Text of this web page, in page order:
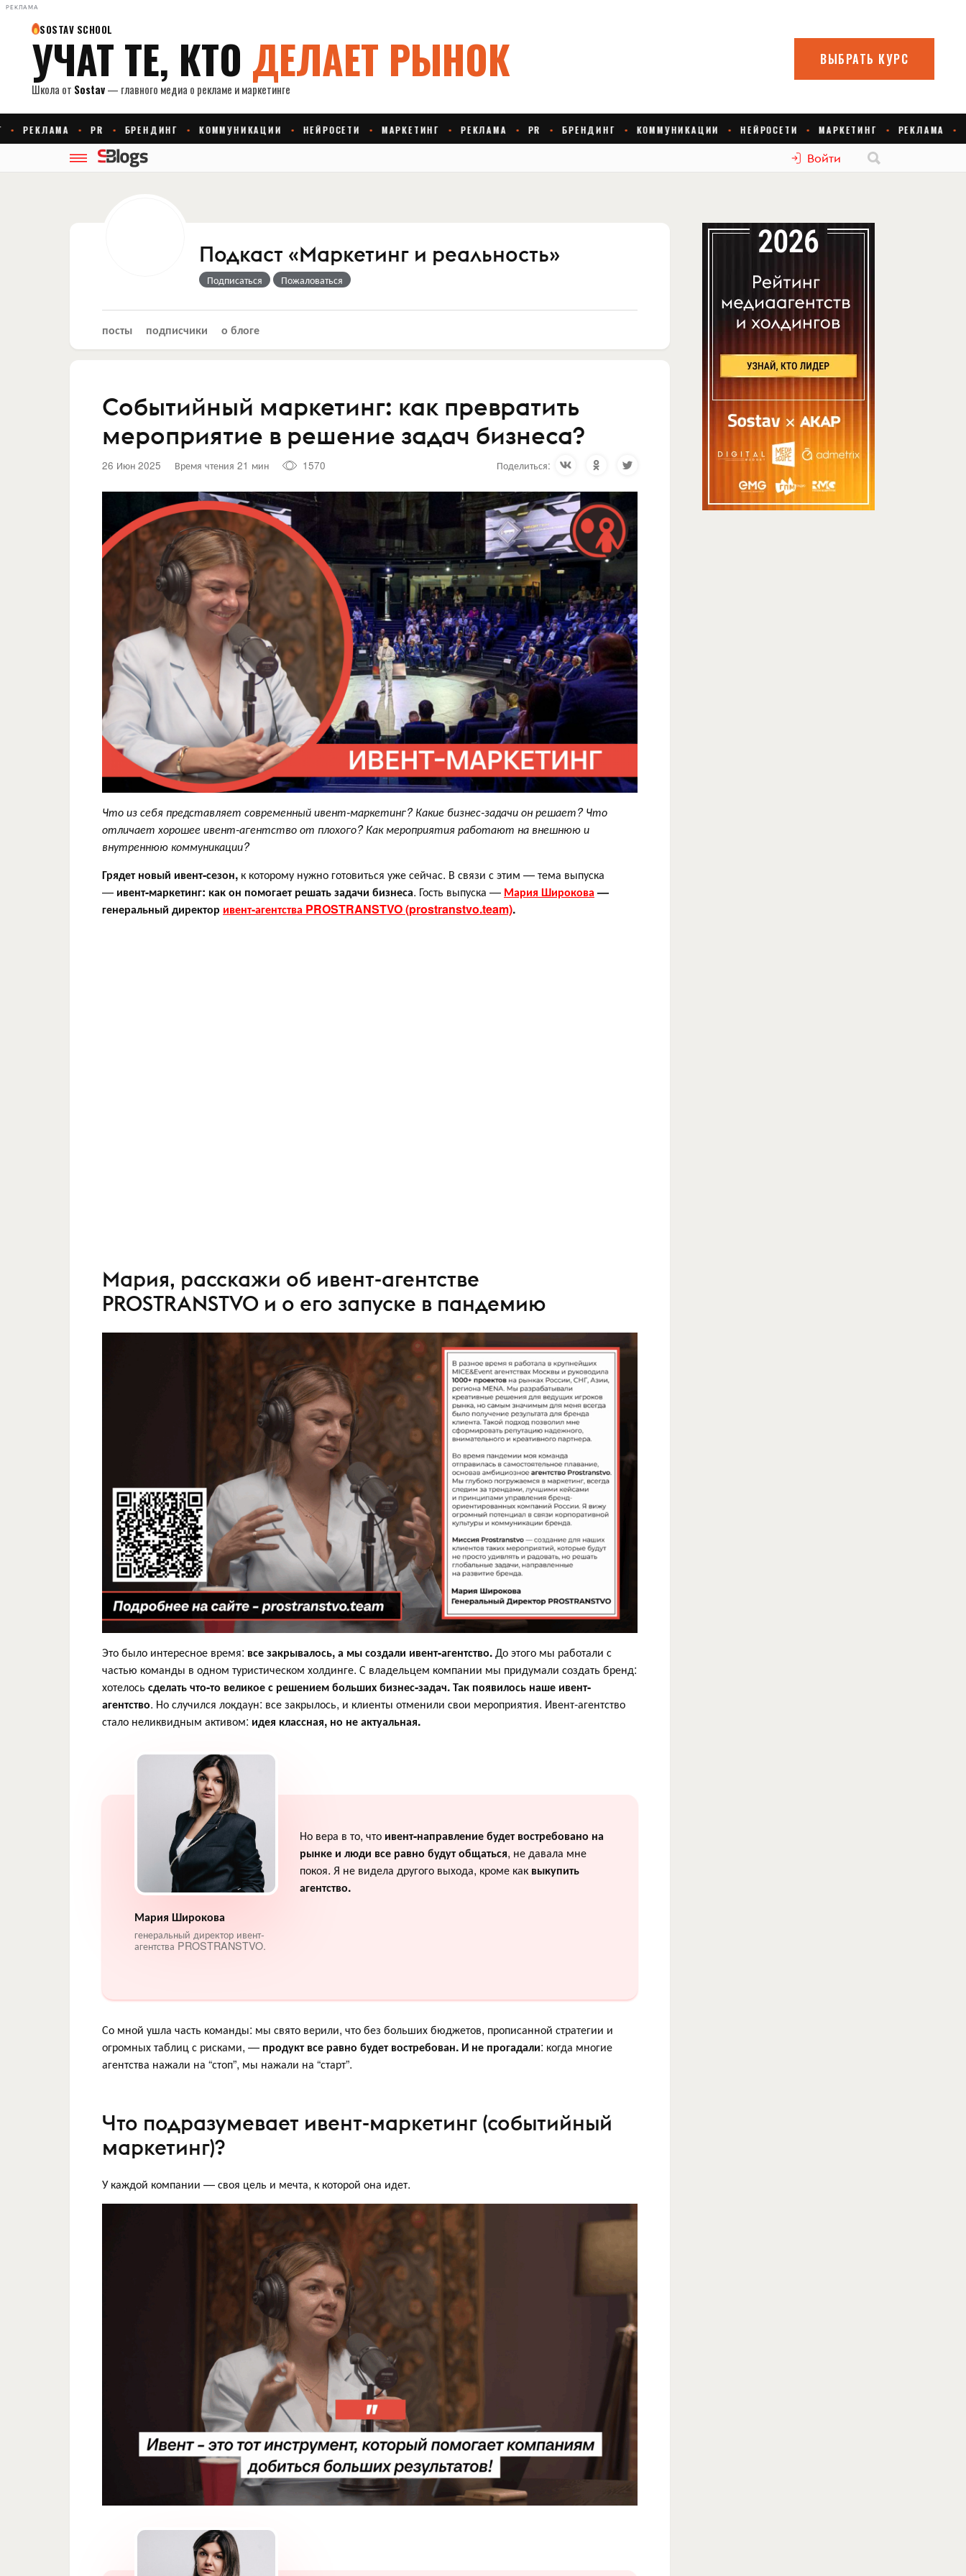
РЕКЛАМА
Войти
Подкаст «Маркетинг и реальность»
Подписаться Пожаловаться
посты подписчики о блоге
Событийный маркетинг: как превратить
мероприятие в решение задач бизнеса?
26 Июн 2025 Время чтения 21 мин 1570 Поделиться:
Что из себя представляет современный ивент-маркетинг? Какие бизнес-задачи он решает? Что
отличает хорошее ивент-агентство от плохого? Как мероприятия работают на внешнюю и
внутреннюю коммуникации?
Грядет новый ивент-сезон, к которому нужно готовиться уже сейчас. В связи с этим — тема выпуска
— ивент-маркетинг: как он помогает решать задачи бизнеса. Гость выпуска — Мария Широкова—
генеральный директор ивент-агентства PROSTRANSTVO (prostranstvo.team).
Мария, расскажи об ивент-агентстве
PROSTRANSTVO и о его запуске в пандемию
Это было интересное время: все закрывалось, а мы создали ивент-агентство.До этого мы работали с
частью команды в одном туристическом холдинге. С владельцем компании мы придумали создать бренд:
хотелось сделать что-то великое с решением больших бизнес-задач.Так появилось наше ивент-
агентство. Но случился локдаун: все закрылось, и клиенты отменили свои мероприятия. Ивент-агентство
стало неликвидным активом: идея классная, но не актуальная.
Мария Широкова
генеральный директор ивент-
агентства PROSTRANSTVO.
Но вера в то, что ивент-направление будет востребовано на
рынке и люди все равно будут общаться, не давала мне
покоя. Я не видела другого выхода, кроме как выкупить
агентство.
Со мной ушла часть команды: мы свято верили, что без больших бюджетов, прописанной стратегии и
огромных таблиц с рисками, — продукт все равно будет востребован. И не прогадали: когда многие
агентства нажали на “стоп”, мы нажали на “старт”.
Что подразумевает ивент-маркетинг (событийный
маркетинг)?
У каждой компании — своя цель и мечта, к которой она идет.